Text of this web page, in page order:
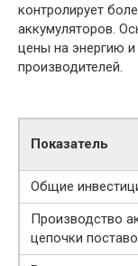
контролирует
аккумуляторов.
цены на энергию
производителей.
Показатель
Общие
Производство
цепочки